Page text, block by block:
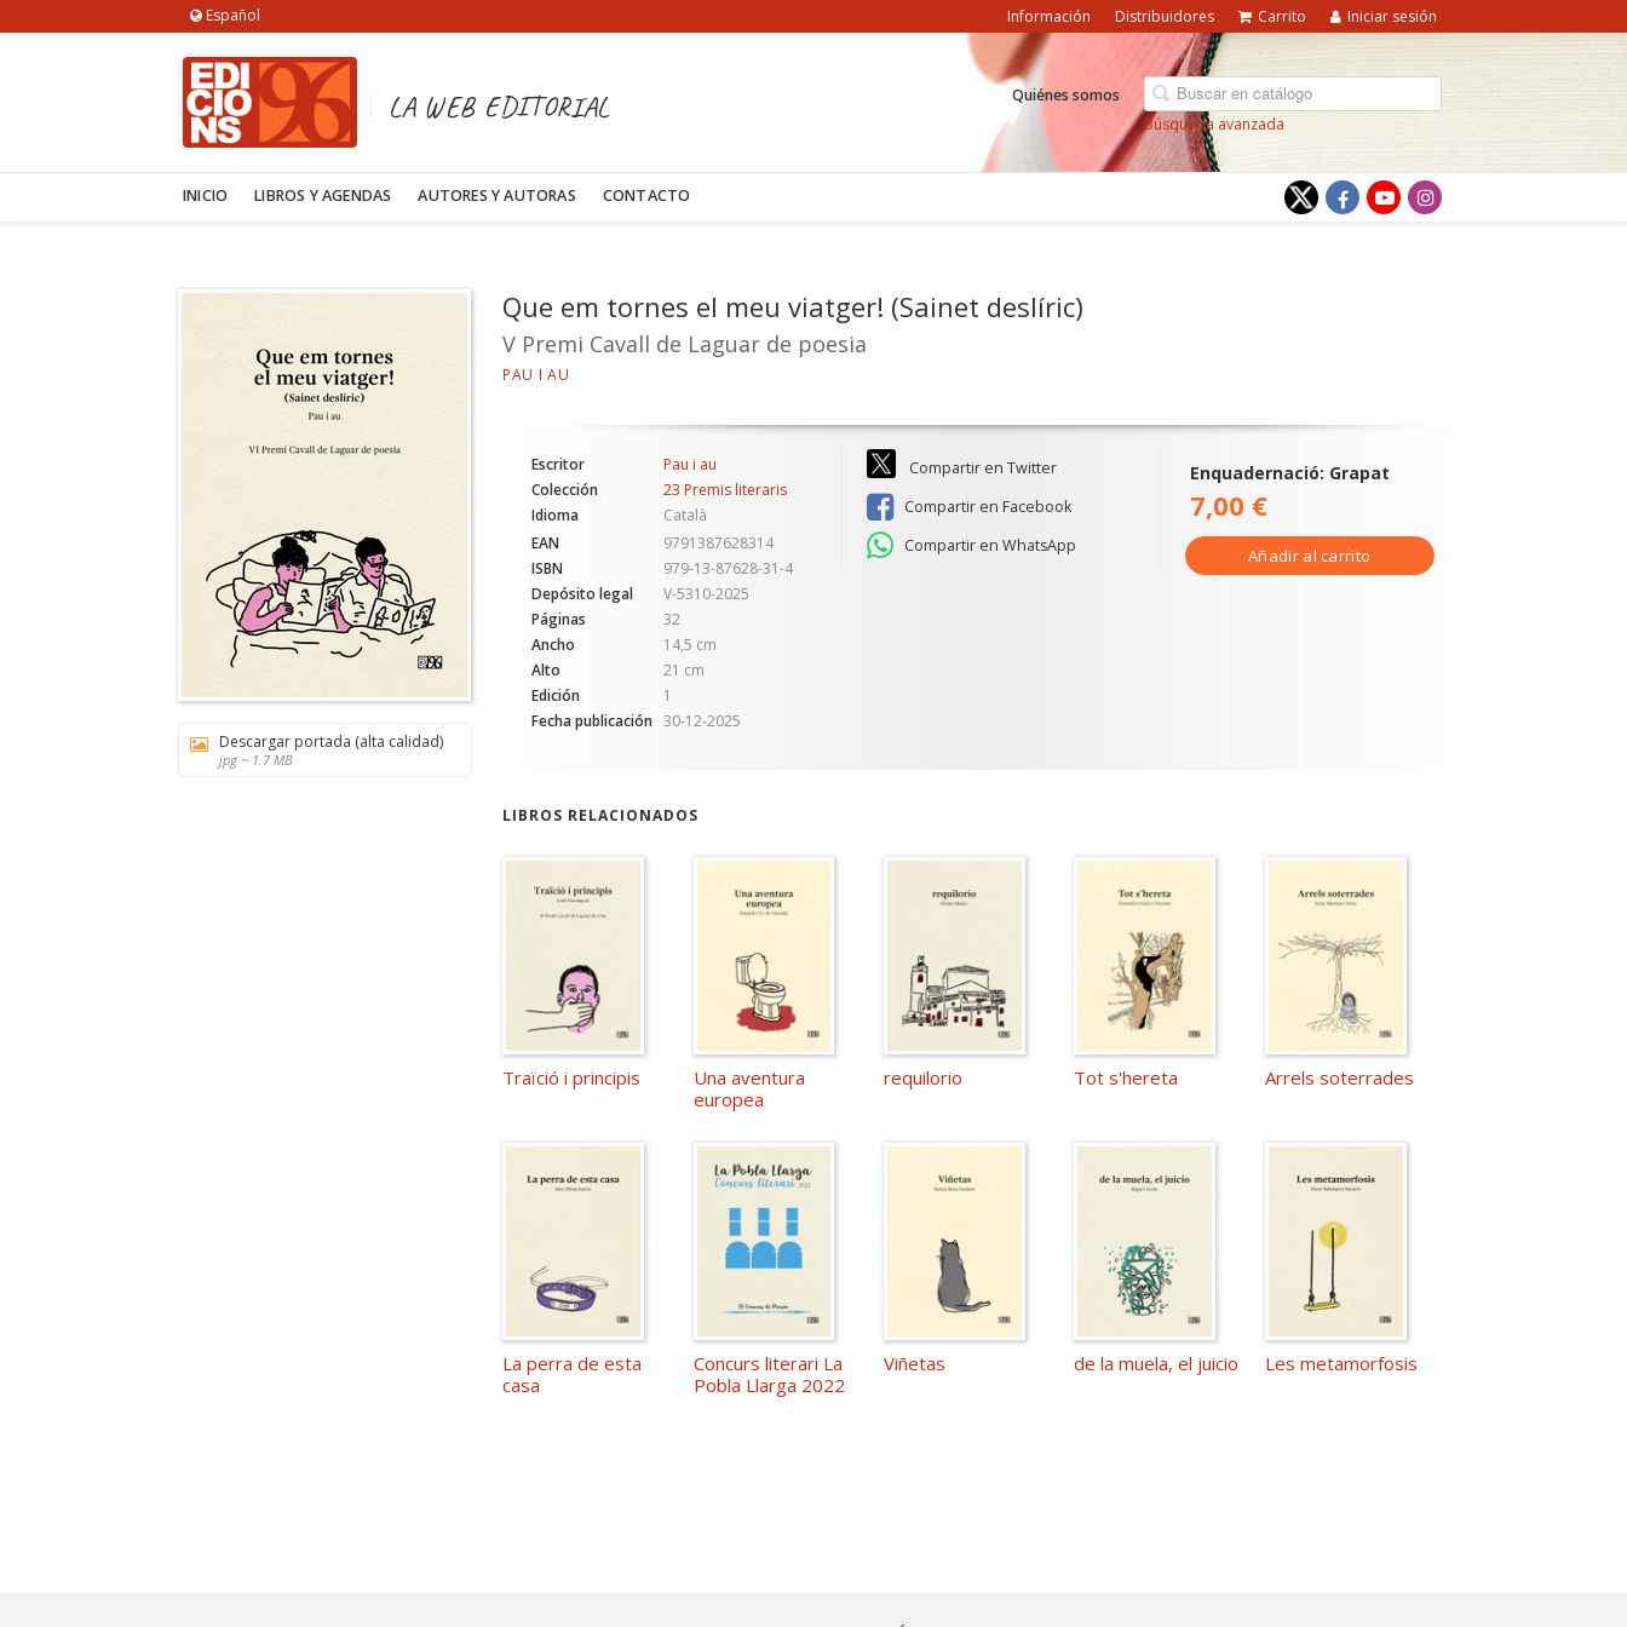
Español Información Distribuidores Carrito Iniciar sesión
LA WEB EDITORIAL Búsqueda avanzada
Quiénes somos
INICIO LIBROS Y AGENDAS AUTORES Y AUTORAS CONTACTO
Descargar portada (alta calidad)
jpg ~ 1.7 MB
Que em tornes el meu viatger! (Sainet deslíric)
V Premi Cavall de Laguar de poesia
PAU I AU
Escritor
Pau i au
Colección
23 Premis literaris
Idioma
Català
EAN
9791387628314
ISBN
979-13-87628-31-4
Depósito legal
V-5310-2025
Páginas
32
Ancho
14,5 cm
Alto
21 cm
Edición
1
Fecha publicación
30-12-2025
Compartir en Twitter
Compartir en Facebook
Compartir en WhatsApp
Enquadernació: Grapat
7,00 €
Añadir al carrito
LIBROS RELACIONADOS
Traïció i principis
Una aventura
europea
requilorio Tot s'hereta Arrels soterrades
La perra de esta
casa
Concurs literari La
Pobla Llarga 2022
Viñetas de la muela, el juicio Les metamorfosis